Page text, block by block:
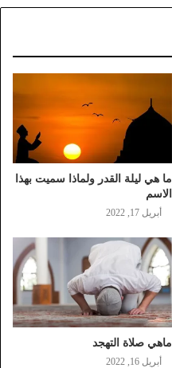
ما هي ليلة القدر ولماذا سميت بهذا
الاسم
أبريل 17, 2022
ماهي صلاة التهجد
أبريل 16, 2022